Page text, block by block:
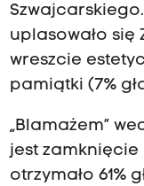
uplasowało
wreszcie
pamiątki (7%
„Blamażem”
jest zamknięcie
otrzymało 61%